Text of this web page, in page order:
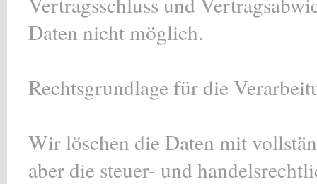
Daten nicht möglich.
Rechtsgrundlage für die
Wir löschen die Daten mit
aber die steuer- und